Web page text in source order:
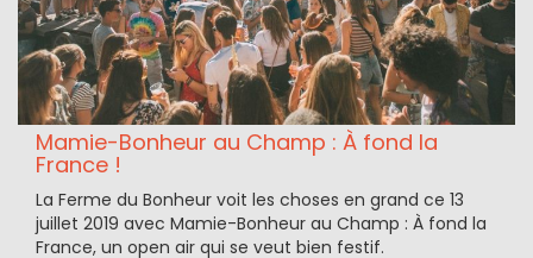
Mamie-Bonheur au Champ : À fond la
France !
La Ferme du Bonheur voit les choses en grand ce 13
juillet 2019 avec Mamie-Bonheur au Champ : À fond la
France, un open air qui se veut bien festif.